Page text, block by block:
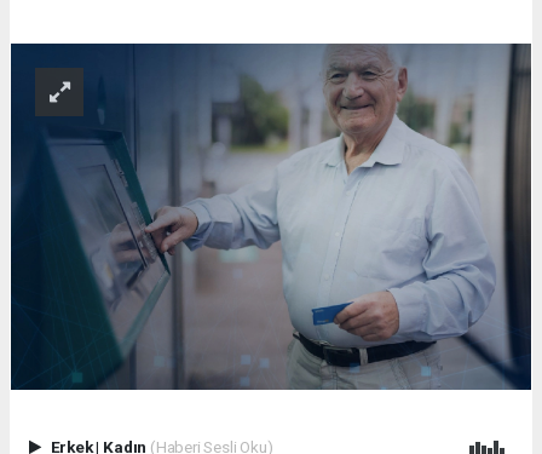
Erkek| Kadın (Haberi Sesli Oku)